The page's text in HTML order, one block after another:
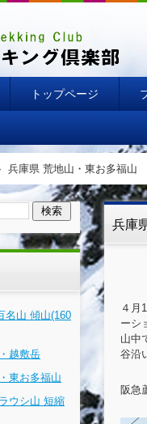
トップページ
兵庫県 荒地山・東お多福山
兵庫
４月
ーシ
山中
谷沿
阪急
名山 傾山(160
越敷岳
東お多福山
ウシ山 短縮